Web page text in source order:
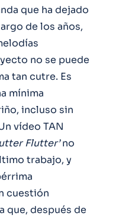
que ha dejado
de los años,
no se puede
tan cutre. Es
mínima
incluso sin
vídeo TAN
Flutter’no
trabajo, y
cuestión
que, después de